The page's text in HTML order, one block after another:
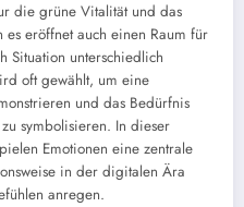
die grüne Vitalität und das
es eröffnet auch einen Raum für
Situation unterschiedlich
oft gewählt, um eine
und das Bedürfnis
symbolisieren. In dieser
Emotionen eine zentrale
in der digitalen Ära
anregen.